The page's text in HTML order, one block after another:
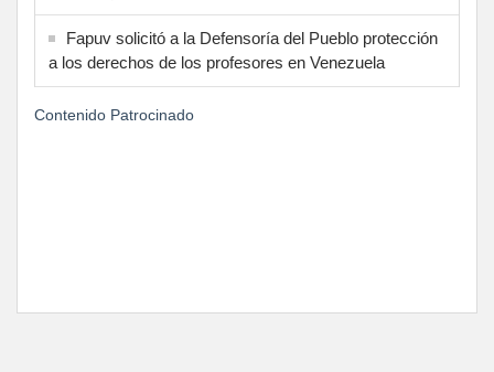
Fapuv solicitó a la Defensoría del Pueblo protección
a los derechos de los profesores en Venezuela
Contenido Patrocinado